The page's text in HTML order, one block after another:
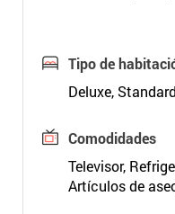
Tipo de
Deluxe,
Comodidades
Televisor,
Artículos de